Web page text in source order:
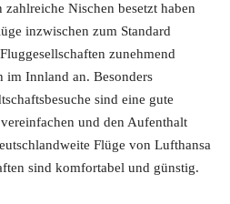
Nischen besetzt haben
inzwischen zum Standard
zunehmend
im Innland an. Besonders
sind eine gute
und den Aufenthalt
Flüge von Lufthansa
sind komfortabel und günstig.